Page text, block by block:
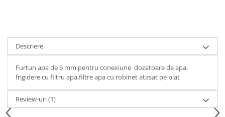
Descriere
Furtun apa de 6 mm pentru conexiune dozatoare de apa,
frigidere cu filtru apa,filtre apa cu robinet atasat pe blat
Review-uri(1)